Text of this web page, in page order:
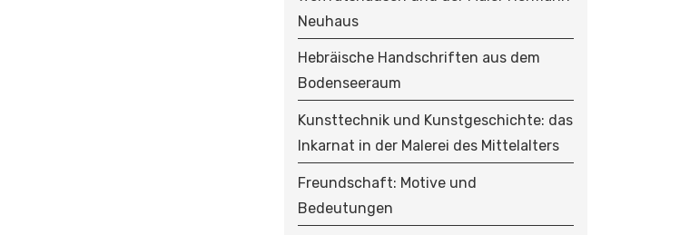
Neuhaus
Hebräische Handschriften aus dem
Bodenseeraum
Kunsttechnik und Kunstgeschichte: das
Inkarnat in der Malerei des Mittelalters
Freundschaft: Motive und
Bedeutungen